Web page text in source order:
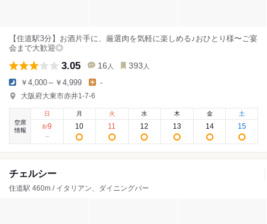
【住道駅3分】お酒片手に、厳選肉を気軽に楽しめる♪おひとり様〜ご宴
会まで大歓迎◎
3.05 16 人 393 人
￥4,000～￥4,999 -
大阪府大東市赤井1-7-6
空席
情報
日
8/9
月
10
火
11
水
12
木
13
金
14
土
15
チェルシー
住道駅 460m / イタリアン、ダイニングバー